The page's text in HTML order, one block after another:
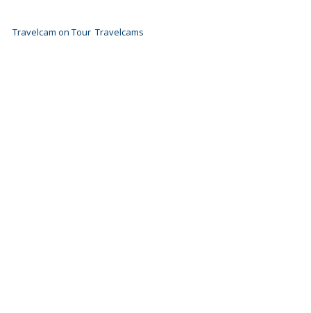
Travelcam on Tour Travelcams